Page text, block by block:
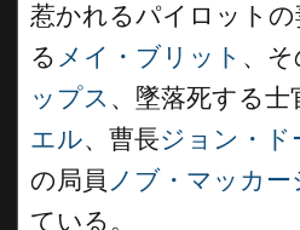
惹かれるパイロット
る メイ・ブリット 、
ップス 、墜落死する士
エル、曹長ジョン・ド
の局員 ノブ・マッカー
ている。